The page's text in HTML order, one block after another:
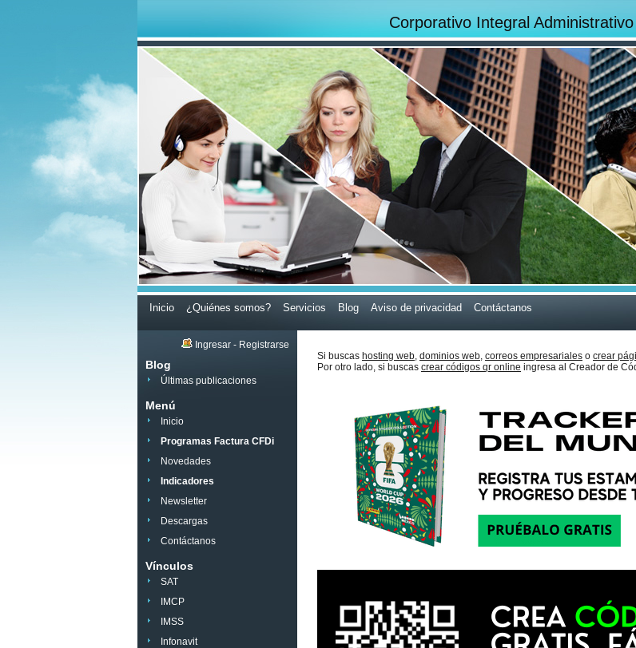
Corporativo Integral
Inicio ¿Quiénes somos? Servicios Blog Aviso de privacidad Contáctanos
Ingresar - Registrarse
Blog
Últimas publicaciones
Menú
Inicio
Programas Factura CFDi
Novedades
Indicadores
Newsletter
Descargas
Contáctanos
Vínculos
SAT
IMCP
IMSS
Infonavit
Si buscas hosting web, dominios web, correos empresariales o crear
Por otro lado, si buscas crear códigos qr online ingresa al Creador de